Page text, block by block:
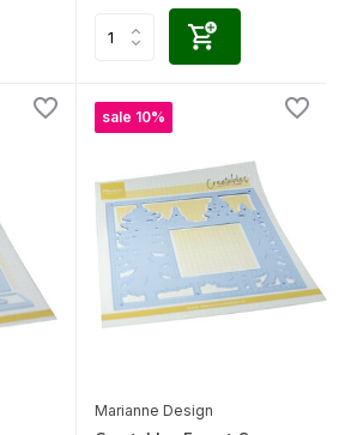
sale 10%
Marianne Design